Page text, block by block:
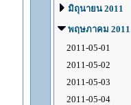
มิถุนายน 2011
พฤษภาคม 2011
2011-05-01
2011-05-02
2011-05-03
2011-05-04